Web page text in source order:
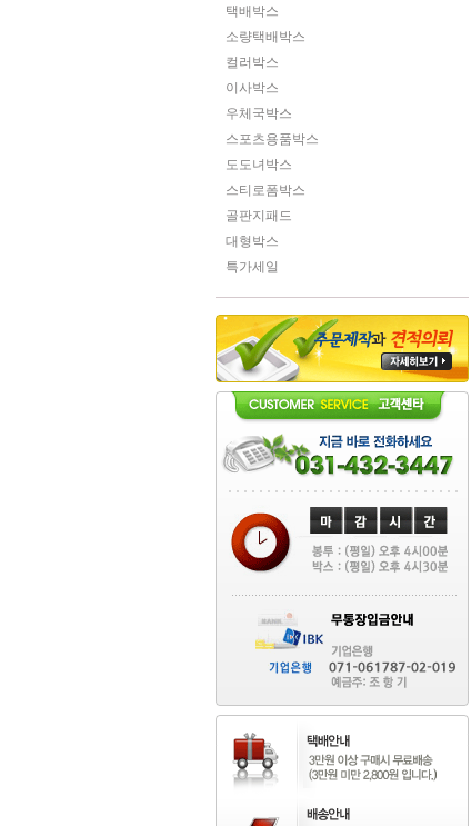
택배박스
소량택배박스
컬러박스
이사박스
우체국박스
스포츠용품박스
도도녀박스
스티로폼박스
골판지패드
대형박스
특가세일